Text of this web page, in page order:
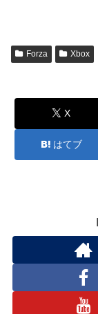
Forza Xbox
X
はてブ